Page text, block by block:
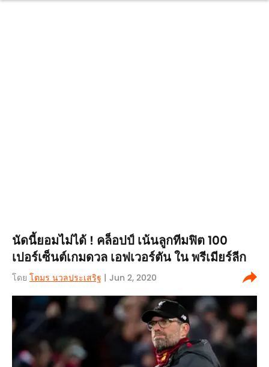
นัดนี้ยอมไม่ได้ ! คล็อปป์ เน้นลูกทีมฟิต 100
เปอร์เซ็นต์เกมดวล เอฟเวอร์ตัน ใน พรีเมียร์ลีก
โดย โตมร นวลประเสริฐ | Jun 2, 2020